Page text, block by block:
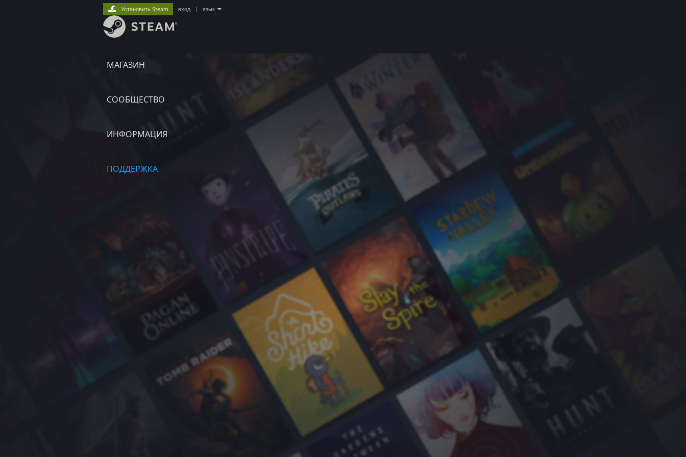
МАГАЗИН
СООБЩЕСТВО
ИНФОРМАЦИЯ
ПОДДЕРЖКА
Установить Steam вход язык